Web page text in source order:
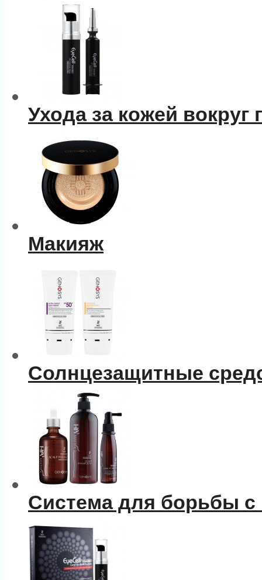
Ухода за кожей вокруг
Макияж
Солнцезащитные
Система для борьбы